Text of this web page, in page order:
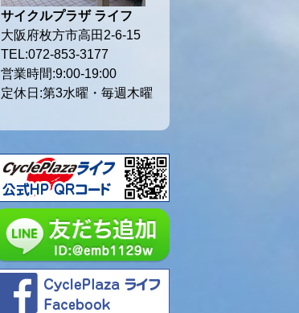
サイクルプラザ ライフ
大阪府枚方市高田2-6-15
TEL:072-853-3177
営業時間:9:00-19:00
定休日:第3水曜・毎週木曜